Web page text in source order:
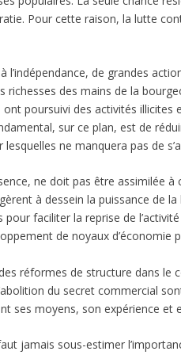
Pour cette raison, la lutte
l’indépendance, de grandes
des mains de la
poursuivi des activités illicites
sur ce plan, est de
ne manquera pas de
ne doit pas être assimilée à
à dessein la puissance de
faciliter la reprise de
de noyaux d’économie
réformes de structure dans le
du secret commercial
ses moyens, son expérience et
jamais sous-estimer